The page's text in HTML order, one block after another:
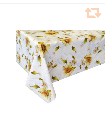
ИЗБРАННОЕ